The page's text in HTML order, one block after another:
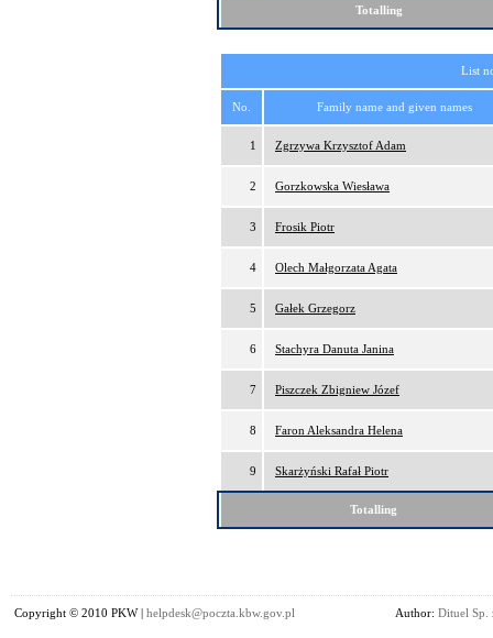
Totalling
List
No. Family name and given names
1 Zgrzywa Krzysztof Adam
2 Gorzkowska Wiesława
3 Frosik Piotr
4 Olech Małgorzata Agata
5 Gałek Grzegorz
6 Stachyra Danuta Janina
7 Piszczek Zbigniew Józef
8 Faron Aleksandra Helena
9 Skarżyński Rafał Piotr
Totalling
Copyright © 2010 PKW | helpdesk@poczta.kbw.gov.pl Author: Dituel Sp.